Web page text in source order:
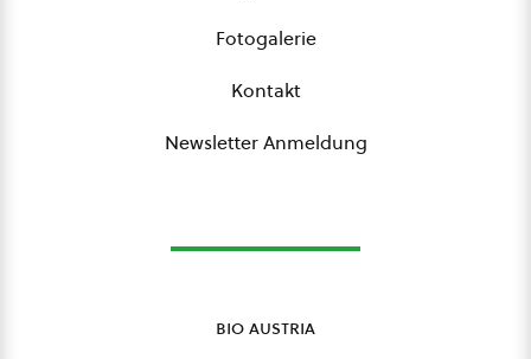
Fotogalerie
Kontakt
Newsletter Anmeldung
bio austria